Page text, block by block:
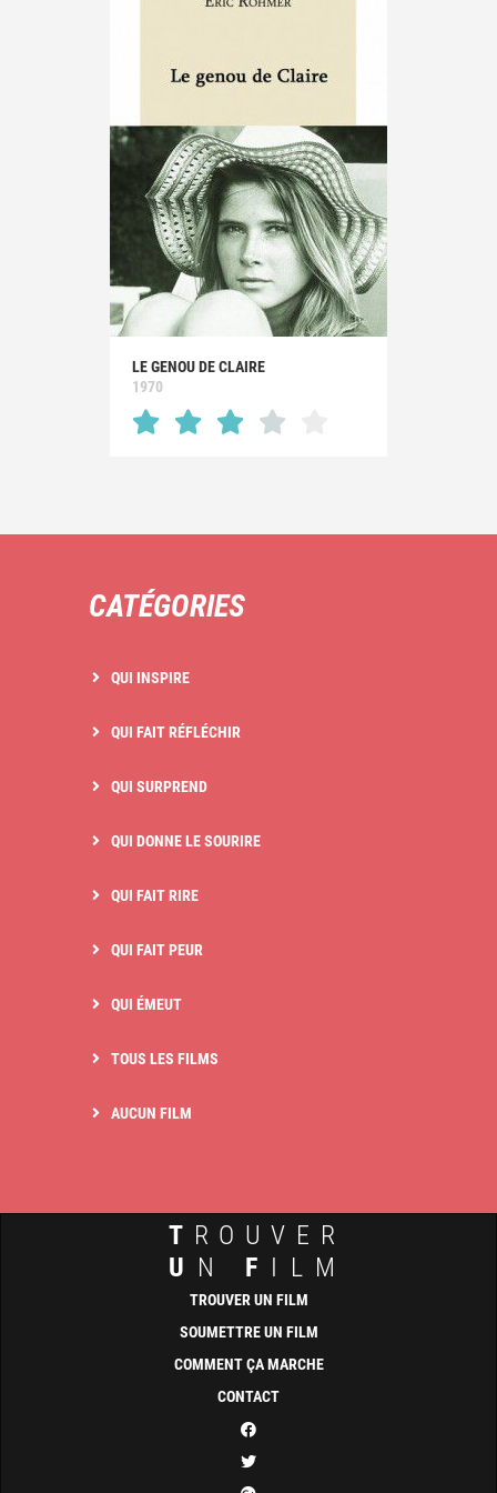
LE GENOU DE CLAIRE
1970
CATÉGORIES
QUI INSPIRE
QUI FAIT RÉFLÉCHIR
QUI SURPREND
QUI DONNE LE SOURIRE
QUI FAIT RIRE
QUI FAIT PEUR
QUI ÉMEUT
TOUS LES FILMS
AUCUN FILM
T ROUVER
U N F ILM
TROUVER UN FILM
SOUMETTRE UN FILM
COMMENT ÇA MARCHE
CONTACT